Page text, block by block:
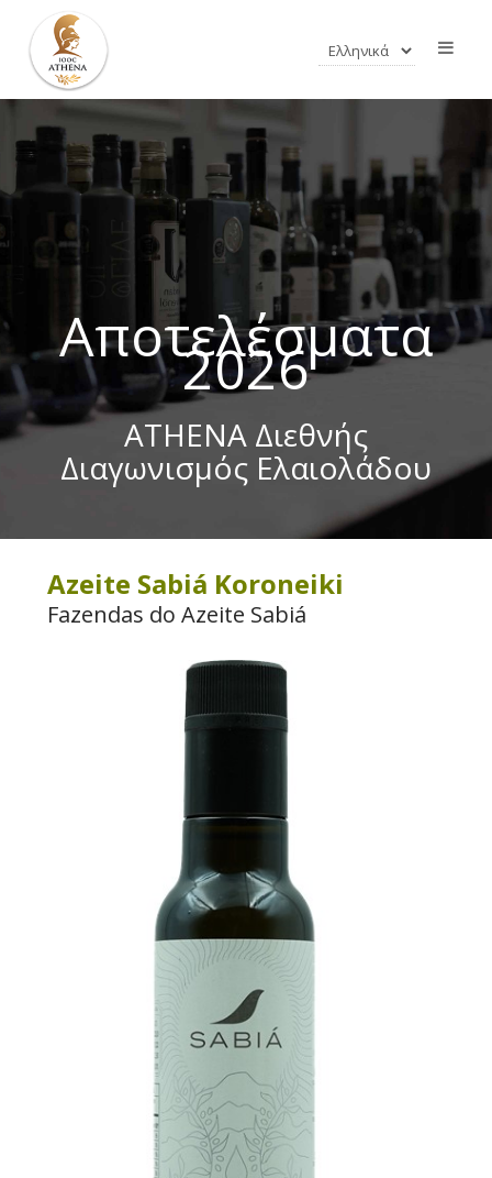
Αποτελέσματα
2026
ATHENA Διεθνής
Διαγωνισμός Ελαιολάδου
Azeite Sabiá Koroneiki
Fazendas do Azeite Sabiá